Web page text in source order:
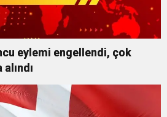
eylemi engellendi, çok